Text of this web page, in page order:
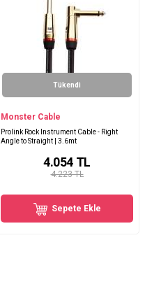
Tükendi
Monster Cable
Prolink Rock Instrument Cable - Right
Angle to Straight | 3.6mt
4.223 TL
4.054 TL
Sepete Ekle